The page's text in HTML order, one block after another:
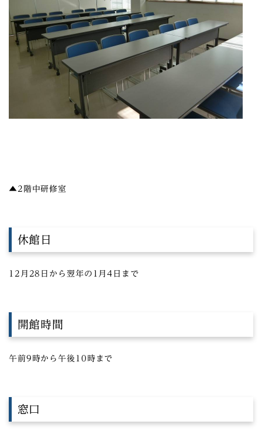
▲2階中研修室
休館日
12月28日から翌年の1月4日まで
開館時間
午前9時から午後10時まで
窓口